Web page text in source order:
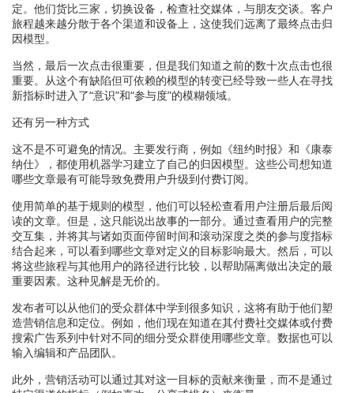
定。他们货比三家，切换设备，检查社交媒体，与朋友交谈。客户
旅程越来越分散于各个渠道和设备上，这使我们远离了最终点击归
因模型。
当然，最后一次点击很重要，但是我们知道之前的数十次点击也很
重要。从这个有缺陷但可依赖的模型的转变已经导致一些人在寻找
新指标时进入了“意识”和“参与度”的模糊领域。
还有另一种方式
这不是不可避免的情况。主要发行商，例如《纽约时报》和《康泰
纳仕》，都使用机器学习建立了自己的归因模型。这些公司想知道
哪些文章最有可能导致免费用户升级到付费订阅。
使用简单的基于规则的模型，他们可以轻松查看用户注册后最后阅
读的文章。但是，这只能说出故事的一部分。通过查看用户的完整
交互集，并将其与诸如页面停留时间和滚动深度之类的参与度指标
结合起来，可以看到哪些文章对定义的目标影响最大。然后，可以
将这些旅程与其他用户的路径进行比较，以帮助隔离做出决定的最
重要因素。这种见解是无价的。
发布者可以从他们的受众群体中学到很多知识，这将有助于他们塑
造营销信息和定位。例如，他们现在知道在其付费社交媒体或付费
搜索广告系列中针对不同的细分受众群使用哪些文章。数据也可以
输入编辑和产品团队。
此外，营销活动可以通过其对这一目标的贡献来衡量，而不是通过